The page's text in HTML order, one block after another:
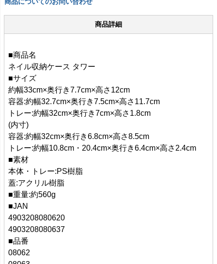
商品についてのお問い合わせ
商品詳細
■商品名
ネイル収納ケース タワー
■サイズ
約幅33cm×奥行き7.7cm×高さ12cm
容器:約幅32.7cm×奥行き7.5cm×高さ11.7cm
トレー:約幅32cm×奥行き7cm×高さ1.8cm
(内寸)
容器:約幅32cm×奥行き6.8cm×高さ8.5cm
トレー:約幅10.8cm・20.4cm×奥行き6.4cm×高さ2.4cm
■素材
本体・トレー:PS樹脂
蓋:アクリル樹脂
■重量:約560g
■JAN
4903208080620
4903208080637
■品番
08062